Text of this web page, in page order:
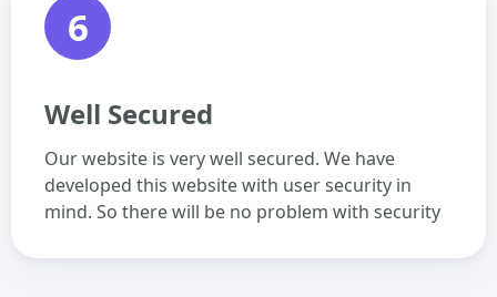
6
Well Secured
Our website is very well secured. We have
developed this website with user security in
mind. So there will be no problem with security